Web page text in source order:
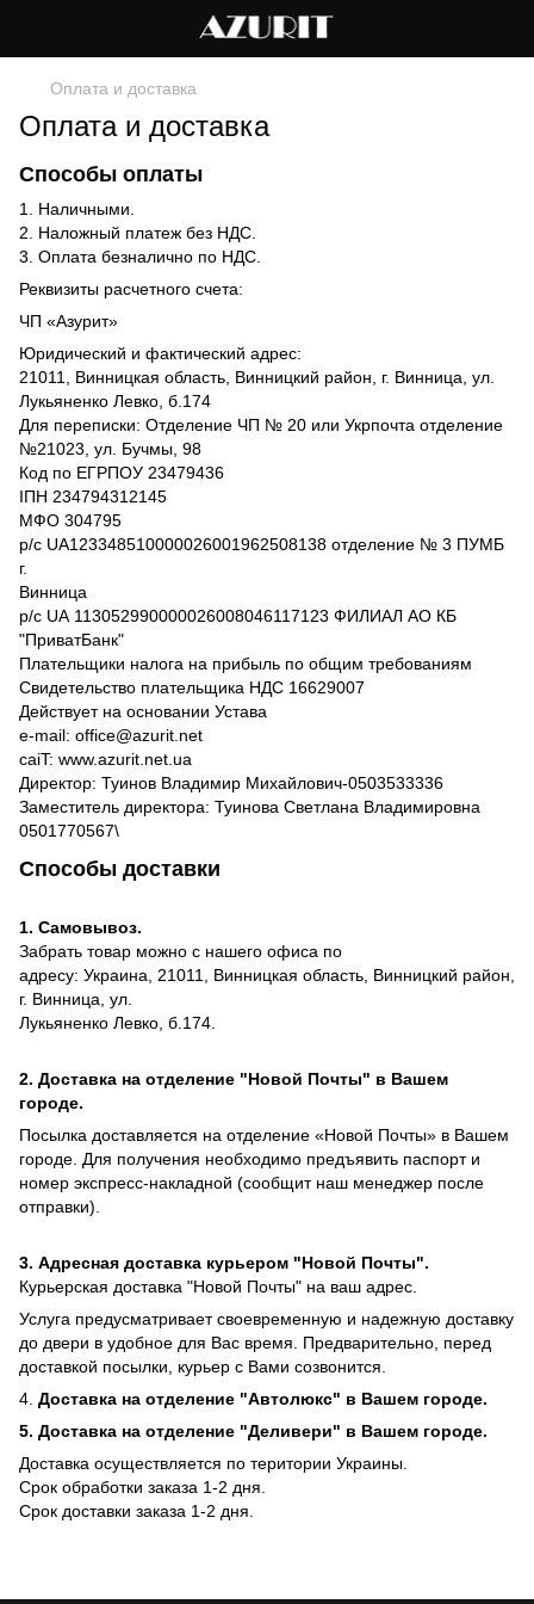
Оплата и доставка
Оплата и доставка
Способы оплаты
1. Наличными.
2. Наложный платеж без НДС.
3. Оплата безналично по НДС.
Реквизиты расчетного счета:
ЧП «Азурит»
Юридический и фактический адрес:
21011, Винницкая область, Винницкий район, г. Винница, ул.
Лукьяненко Левко, б.174
Для переписки: Отделение ЧП № 20 или Укрпочта отделение
№21023, ул. Бучмы, 98
Код по ЕГРПОУ 23479436
IПH 234794312145
МФО 304795
р/с UA123348510000026001962508138 отделение № 3 ПУМБ
г.
Винница
р/с UА 113052990000026008046117123 ФИЛИАЛ АО КБ
"ПриватБанк"
Плательщики налога на прибыль по общим требованиям
Свидетельство плательщика НДС 16629007
Действует на основании Устава
e-mail: office@azurit.net
caiT: www.azurit.net.ua
Директор: Туинов Владимир Михайлович-0503533336
Заместитель директора: Туинова Светлана Владимировна
0501770567\
Способы доставки
1. Самовывоз.
Забрать товар можно с нашего офиса по
адресу: Украина, 21011, Винницкая область, Винницкий район,
г. Винница, ул.
Лукьяненко Левко, б.174.
2. Доставка на отделение "Новой Почты" в Вашем
городе.
Посылка доставляется на отделение «Новой Почты» в Вашем
городе. Для получения необходимо предъявить паспорт и
номер экспресс-накладной (сообщит наш менеджер после
отправки).
3. Адресная доставка курьером "Новой Почты".
Курьерская доставка "Новой Почты" на ваш адрес.
Услуга предусматривает своевременную и надежную доставку
до двери в удобное для Вас время. Предварительно, перед
доставкой посылки, курьер с Вами созвонится.
4. Доставка на отделение "Автолюкс" в Вашем городе.
5. Доставка на отделение "Деливери" в Вашем городе.
Доставка осуществляется по територии Украины.
Срок обработки заказа 1-2 дня.
​​Срок доставки заказа 1-2 дня.